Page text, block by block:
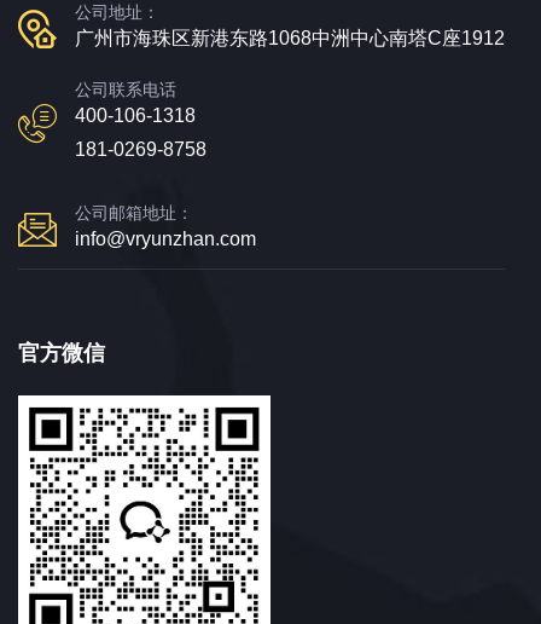
公司地址：
广州市海珠区新港东路1068中洲中心南塔C座1912
公司联系电话
400-106-1318
181-0269-8758
公司邮箱地址：
info@vryunzhan.com
官方微信